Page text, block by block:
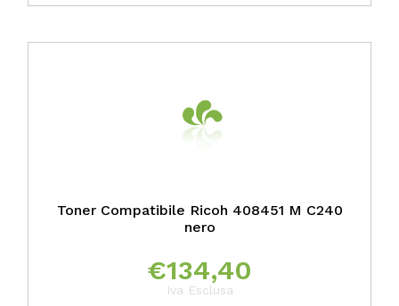
Toner Compatibile Ricoh 408451 M C240
nero
€134,40
Iva Esclusa